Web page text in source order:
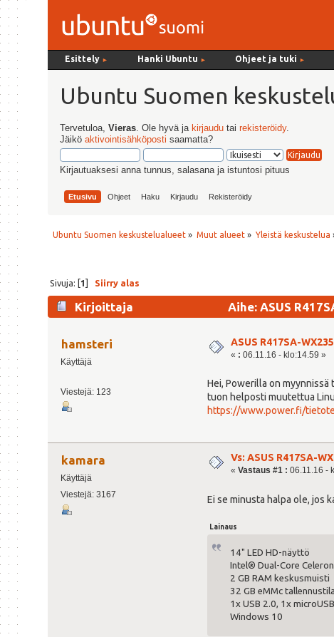
Esittely ► Hanki Ubuntu ► Ohjeet ja tuki ►
Ubuntu Suomen
Tervetuloa, Vieras. Ole hyvä ja kirjaudutai rekisteröidy.
Jäikö aktivointisähköposti saamatta?
Kirjautuaksesi anna tunnus, salasana ja istuntosi pituus
Etusivu Ohjeet Haku Kirjaudu Rekisteröidy
Ubuntu Suomen keskustelualueet » Muut alueet » Yleistä keskustelua
Sivuja: [1] Siirry alas
Kirjoittaja Aihe: ASUS
hamsteri
Käyttäjä
Viestejä: 123
ASUS R417SA-
« : 06.11.16 - klo:14.59 »
Hei, Powerilla on
tuon helposti muutettua
https://www.power.fi/
kamara
Käyttäjä
Viestejä: 3167
Vs: ASUS R417SA-
«Vastaus #1 : 06.11.16 -
Ei se minusta halpa ole, jos
Lainaus
14" LED HD-näyttö
Intel® Dual-Core
2 GB RAM keskusmuisti
32 GB eMMc tallennustila
1x USB 2.0, 1x
Windows 10